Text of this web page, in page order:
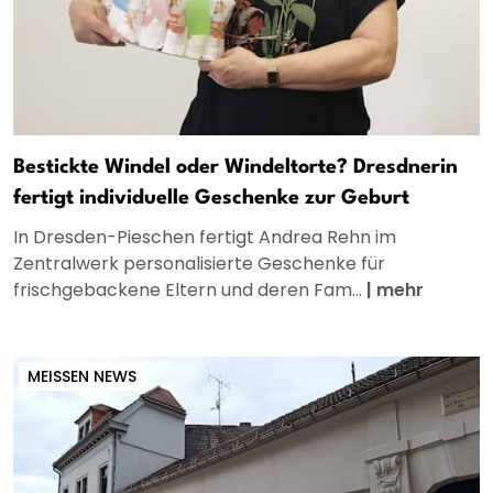
Bestickte Windel oder Windeltorte? Dresdnerin
fertigt individuelle Geschenke zur Geburt
In Dresden-Pieschen fertigt Andrea Rehn im
Zentralwerk personalisierte Geschenke für
frischgebackene Eltern und deren Fam... | mehr
MEISSEN NEWS